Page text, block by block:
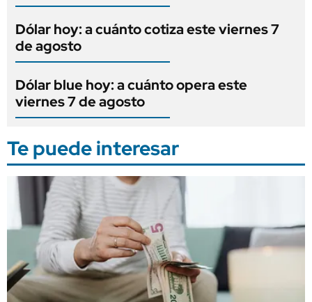
Dólar hoy: a cuánto cotiza este viernes 7
de agosto
Dólar blue hoy: a cuánto opera este
viernes 7 de agosto
Te puede interesar